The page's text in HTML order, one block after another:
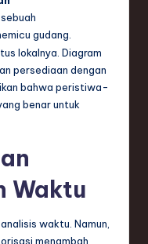
gudang.
lokalnya. Diagram
persediaan dengan
bahwa peristiwa-
benar untuk
Waktu
waktu. Namun,
menambah